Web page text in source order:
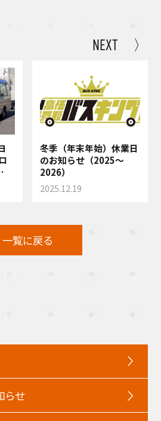
NEXT 〉
冬季（年末年始）休業日
のお知らせ（2025～
2026）
2025.12.19
一覧に戻る
らせ